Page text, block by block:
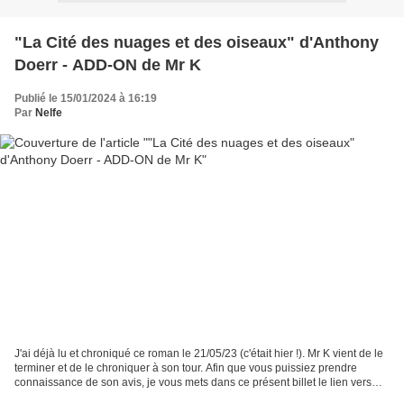
"La Cité des nuages et des oiseaux" d'Anthony
Doerr - ADD-ON de Mr K
Publié le 15/01/2024 à 16:19
Par Nelfe
J'ai déjà lu et chroniqué ce roman le 21/05/23 (c'était hier !). Mr K vient de le
terminer et de le chroniquer à son tour. Afin que vous puissiez prendre
connaissance de son avis, je vous mets dans ce présent billet le lien vers